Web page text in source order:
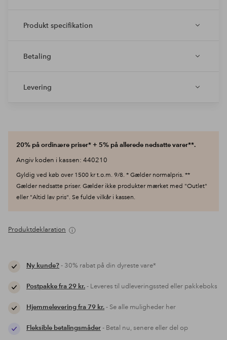
Produkt specifikation
Betaling
Levering
20% på ordinære priser* + 5% på allerede nedsatte varer**.
Angiv koden i kassen: 440210
Gyldig ved køb over 1500 kr t.o.m. 9/8. * Gælder normalpris. **
Gælder nedsatte priser. Gælder ikke produkter mærket med "Outlet"
eller "Altid lav pris". Se fulde vilkår i kassen.
Produktdeklaration
Ny kunde?- 30% rabat på din dyreste vare*
Postpakke fra 29 kr.- Leveres til udleveringssted eller pakkeboks
Hjemmelevering fra 79 kr.- Se alle muligheder her
Fleksible betalingsmåder- Betal nu, senere eller del op